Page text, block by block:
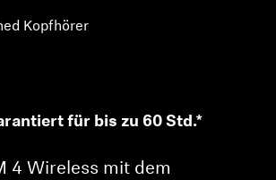
Kopfhörer
für bis zu 60 Std.*
4 Wireless mit dem